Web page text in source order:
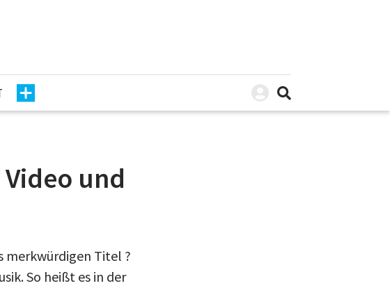
und
merkwürdigen Titel ?
So heißt es in der